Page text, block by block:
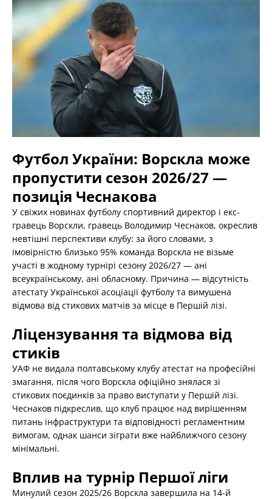
Футбол України: Ворскла може
пропустити сезон 2026/27 —
позиція Чеснакова
У свіжих новинах футболу спортивний директор і екс-
гравець Ворскли, гравець Володимир Чеснаков, окреслив
невтішні перспективи клубу: за його словами, з
імовірністю близько 95% команда Ворскла не візьме
участі в жодному турнірі сезону 2026/27 — ані
всеукраїнському, ані обласному. Причина — відсутність
атестату Української асоціації футболу та вимушена
відмова від стикових матчів за місце в Першій лізі.
Ліцензування та відмова від
стиків
УАФ не видала полтавському клубу атестат на професійні
змагання, після чого Ворскла офіційно знялася зі
стикових поєдинків за право виступати у Першій лізі.
Чеснаков підкреслив, що клуб працює над вирішенням
питань інфраструктури та відповідності регламентним
вимогам, однак шанси зіграти вже найближчого сезону
мінімальні.
Вплив на турнір Першої ліги
Минулий сезон 2025/26 Ворскла завершила на 14-й